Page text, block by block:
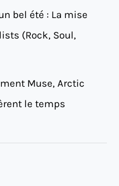
bel été : La mise
(Rock, Soul,
Muse, Arctic
le temps